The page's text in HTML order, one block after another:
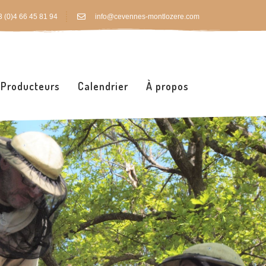
(0)4 66 45 81 94 info@cevennes-montlozere.com
Producteurs Calendrier À propos